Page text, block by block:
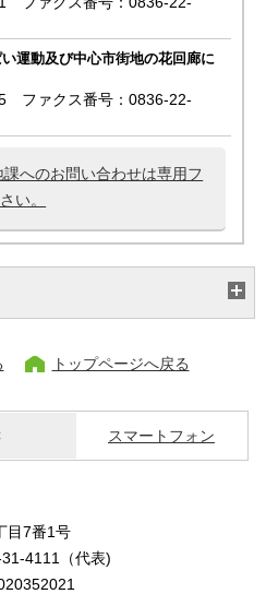
運動及び中心市街地の花回廊に
ファクス番号：0836-22-
へのお問い合わせは専用フ
い。
トップページへ戻る
スマートフォン
目7番1号
31-4111（代表)